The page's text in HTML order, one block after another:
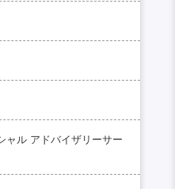
ャル アドバイザリーサー